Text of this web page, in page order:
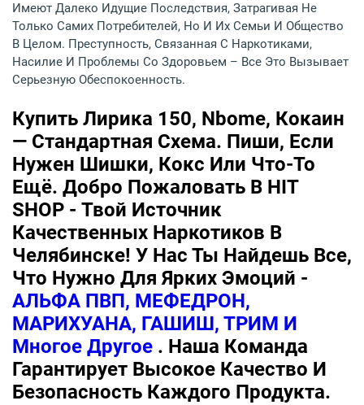
Имеют Далеко Идущие Последствия, Затрагивая Не
Только Самих Потребителей, Но И Их Семьи И Общество
В Целом. Преступность, Связанная С Наркотиками,
Насилие И Проблемы Со Здоровьем – Все Это Вызывает
Серьезную Обеспокоенность.
Купить Лирика 150, Nbome, Кокаин
— Стандартная Схема. Пиши, Если
Нужен Шишки, Кокс Или Что-То
Ещё. Добро Пожаловать В HIT
SHOP - Твой Источник
Качественных Наркотиков В
Челябинске! У Нас Ты Найдешь Все,
Что Нужно Для Ярких Эмоций -
АЛЬФА ПВП, МЕФЕДРОН,
МАРИХУАНА, ГАШИШ, ТРИМ И
Многое Другое . Наша Команда
Гарантирует Высокое Качество И
Безопасность Каждого Продукта.